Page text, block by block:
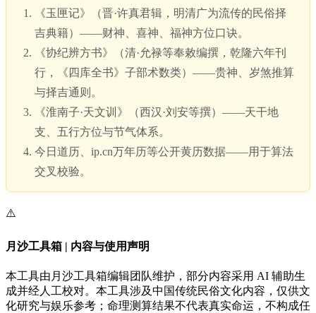
《玉匣记》（晋·许真君辑，明清广为流传的民俗择
吉典籍）——财神、喜神、福神方位口诀。
《协纪辨方书》（清·允禄等奉敕编撰，乾隆六年刊
行，《四库全书》子部术数类）——贵神、岁煞推算
与择吉通则。
《淮南子·天文训》（西汉·刘安等撰）——天干地
支、五行方位与节气体系。
今日道历、ip.cn万年历等公开黄历数据——用于算法
交叉校验。
⚠️
月沙工具箱 | 内容与使用声明
本工具由月沙工具箱编辑团队维护，部分内容采用 AI 辅助生
成并经人工校对。本工具涉及中国传统民俗文化内容，仅供文
化研究与娱乐参考；命理测算结果不代表真实命运，不构成任